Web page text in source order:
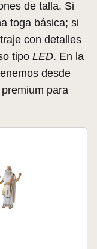
de talla. Si
toga básica; si
con detalles
tipo LED. En la
desde
para